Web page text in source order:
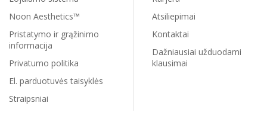
Noon Aesthetics™
Pristatymo ir grąžinimo
informacija
Privatumo politika
El. parduotuvės taisyklės
Straipsniai
Atsiliepimai
Kontaktai
Dažniausiai užduodami
klausimai